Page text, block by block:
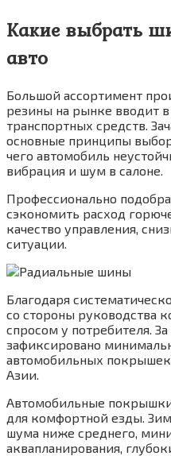
Какие выбрать
авто
Большой ассортимент
резины на рынке вводит
транспортных средств.
основные принципы
чего автомобиль
вибрация и шум в салоне.
Профессионально
сэкономить расход
качество управления,
ситуации.
Благодаря
со стороны руководства
спросом у потребителя.
зафиксировано
автомобильных покрышек
Азии.
Автомобильные
для комфортной езды.
шума ниже среднего,
аквапланирования,